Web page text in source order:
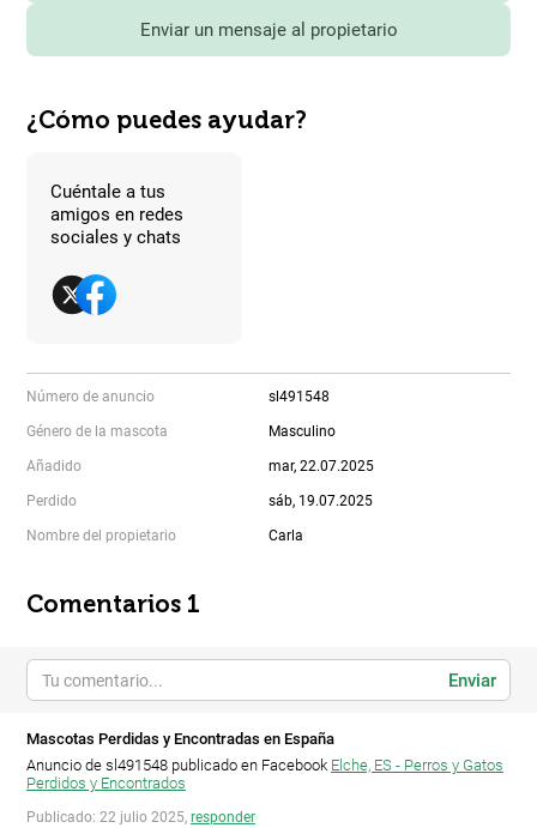
Enviar un mensaje al propietario
¿Cómo puedes ayudar?
Cuéntale a tus
amigos en redes
sociales y chats
Número de anuncio sl491548
Género de la mascota Masculino
Añadido mar, 22.07.2025
Perdido sáb, 19.07.2025
Nombre del propietario Carla
Comentarios 1
Enviar
Mascotas Perdidas y Encontradas en España
Anuncio de sl491548 publicado en Facebook Elche, ES - Perros y Gatos
Perdidos y Encontrados
Publicado: 22 julio 2025, responder